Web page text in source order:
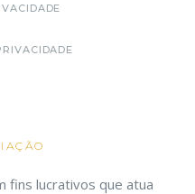
fins lucrativos que atua